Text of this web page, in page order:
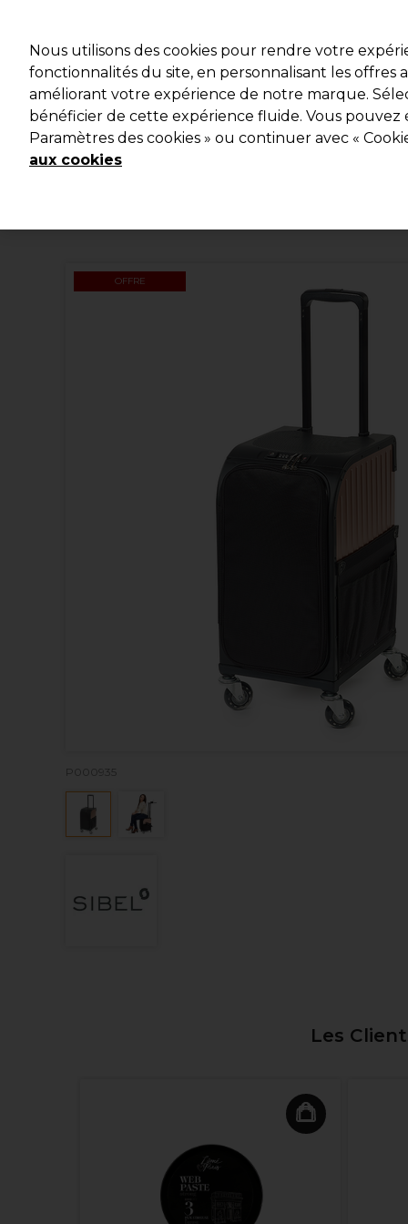
Marques
Bons plans Coiffure Electro et Matériel
Livraison et délais
OFFRE
P000935
Les
Nous utilisons des cookies pour rendre votre
fonctionnalités du site, en personnalisant les offres
améliorant votre expérience de notre marque.
bénéficier de cette expérience fluide. Vous pouvez
Paramètres des cookies » ou continuer avec «
aux cookies